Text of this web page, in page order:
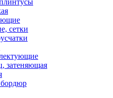
сетки
затеняющая